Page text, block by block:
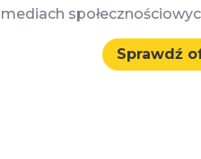
mediach
Sprawdź